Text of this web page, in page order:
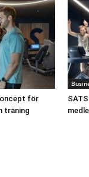
för
träning